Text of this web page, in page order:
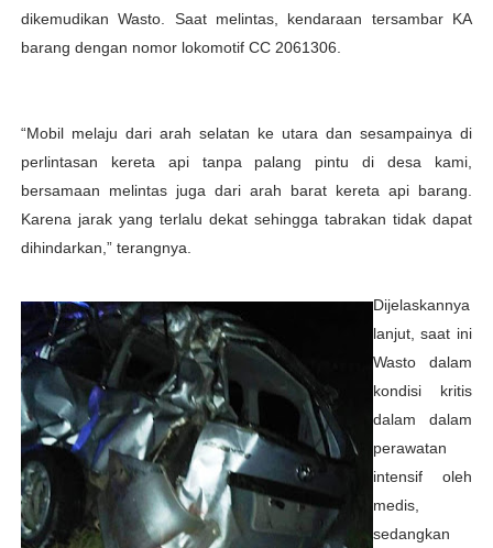
dikemudikan Wasto. Saat melintas, kendaraan tersambar KA
barang dengan nomor lokomotif CC 2061306.
“Mobil melaju dari arah selatan ke utara dan sesampainya di
perlintasan kereta api tanpa palang pintu di desa kami,
bersamaan melintas juga dari arah barat kereta api barang.
Karena jarak yang terlalu dekat sehingga tabrakan tidak dapat
dihindarkan,” terangnya.
Dijelaskannya
lanjut, saat ini
Wasto dalam
kondisi kritis
dalam dalam
perawatan
intensif oleh
medis,
sedangkan